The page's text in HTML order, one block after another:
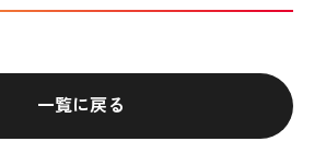
一覧に戻る